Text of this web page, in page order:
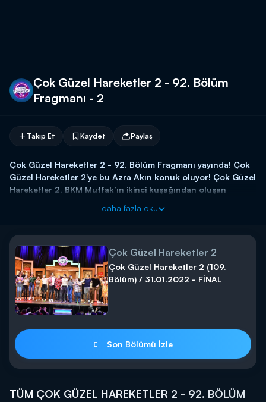
Çok Güzel Hareketler 2 - 92. Bölüm
Fragmanı - 2
Takip Et Kaydet Paylaş
Çok Güzel Hareketler 2 - 92. Bölüm Fragmanı yayında! Çok
Güzel Hareketler 2'ye bu Azra Akın konuk oluyor! Çok Güzel
Hareketler 2, BKM Mutfak’ın ikinci kuşağından oluşan
yeni skeçleriyle Kanal D’de!
Çok Güzel Hareketler 2, BKM Mutfak’ın ikinci kuşağından
oluşan kadrosu ve Yılmaz Erdoğan’ın yönetimindeki
atölyeden çıkan yeni skeçleriyle Kanal D’de!
daha fazla oku
Çok Güzel Hareketler 2
Çok Güzel Hareketler 2 (109.
Bölüm) / 31.01.2022 - FİNAL
Son Bölümü İzle
TÜM ÇOK GÜZEL HAREKETLER 2 - 92. BÖLÜM